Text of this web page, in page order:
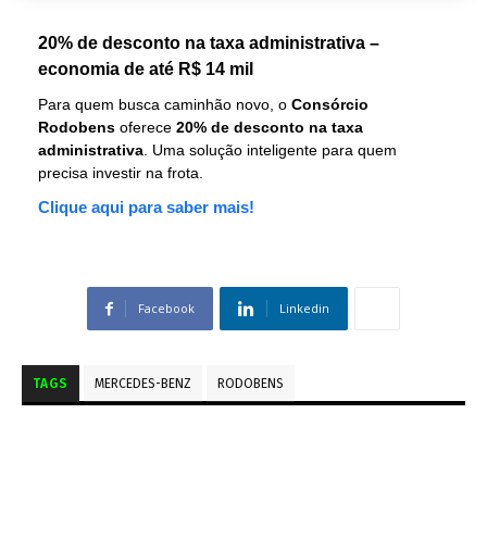
20% de desconto na taxa administrativa –
economia de até R$ 14 mil
Para quem busca caminhão novo, o Consórcio
Rodobens oferece 20% de desconto na taxa
administrativa . Uma solução inteligente para quem
precisa investir na frota.
Clique aqui para saber mais!
Facebook Linkedin
TAGS MERCEDES-BENZ RODOBENS